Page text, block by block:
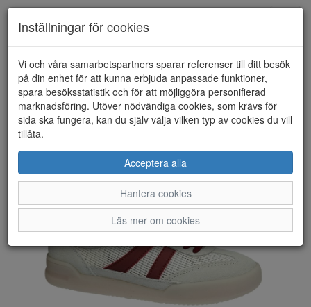
HEM CC RESORTS
Inställningar för cookies
Vi och våra samarbetspartners sparar referenser till ditt besök
på din enhet för att kunna erbjuda anpassade funktioner,
spara besöksstatistik och för att möjliggöra personifierad
marknadsföring. Utöver nödvändiga cookies, som krävs för
sida ska fungera, kan du själv välja vilken typ av cookies du vill
tillåta.
Acceptera alla
Hantera cookies
Läs mer om cookies